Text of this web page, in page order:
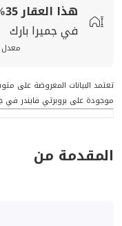
هذا العقار35%
في جميرا بارك
معدل
تعتمد البيانات المعروضة على
موجودة على بروبرتي فايندر في
المقدمة من